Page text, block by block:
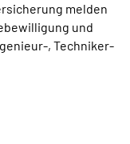
melden
und
, Techniker-